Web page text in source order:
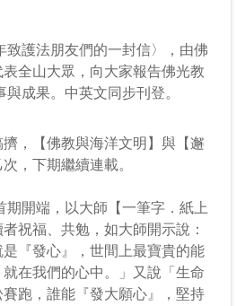
致護法朋友們的一封信〉，由佛
全山大眾，向大家報告佛光教
與成果。中英文同步刊登。
，【佛教與海洋文明】與【邂
，下期繼續連載。
期開端，以大師【一筆字．紙上
祝福、共勉，如大師開示說：
是『發心』，世間上最寶貴的能
在我們的心中。」又說「生命
跑，誰能『發大願心』，堅持
大學玄奘研究院院長 30
師開示的「生命權
PDF
專題
脈 PDF
大學佛教與社會研究所教授